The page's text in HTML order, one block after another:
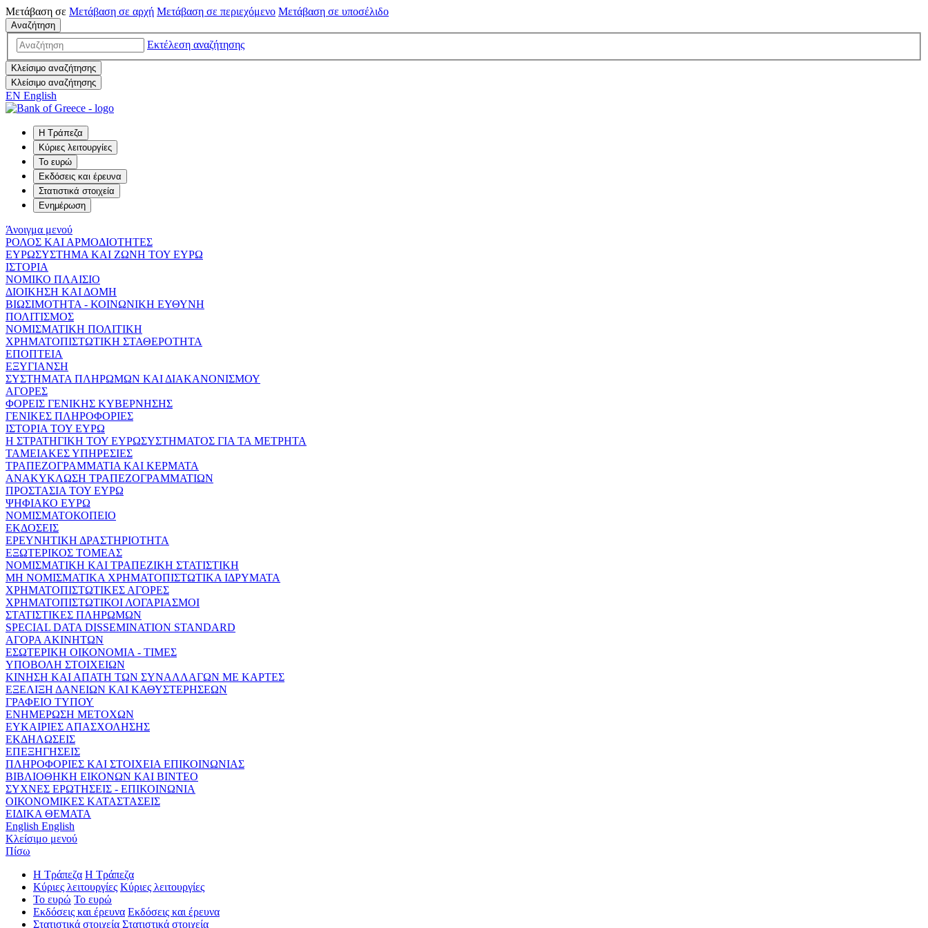
Μετάβαση σε Μετάβαση σε αρχή Μετάβαση σε περιεχόμενο Μετάβαση σε υποσέλιδο
Αναζήτηση
Εκτέλεση αναζήτησης
Κλείσιμο αναζήτησης
Κλείσιμο αναζήτησης
EN English
Η Τράπεζα
Κύριες λειτουργίες
Το ευρώ
Εκδόσεις και έρευνα
Στατιστικά στοιχεία
Ενημέρωση
Άνοιγμα μενού
ΡΟΛΟΣ ΚΑΙ ΑΡΜΟΔΙΟΤΗΤΕΣ
ΕΥΡΩΣΥΣΤΗΜΑ ΚΑΙ ΖΩΝΗ ΤΟΥ ΕΥΡΩ
ΙΣΤΟΡΙΑ
ΝΟΜΙΚΟ ΠΛΑΙΣΙΟ
ΔΙΟΙΚΗΣΗ ΚΑΙ ΔΟΜΗ
ΒΙΩΣΙΜΟΤΗΤΑ - ΚΟΙΝΩΝΙΚΗ ΕΥΘΥΝΗ
ΠΟΛΙΤΙΣΜΟΣ
ΝΟΜΙΣΜΑΤΙΚΗ ΠΟΛΙΤΙΚΗ
ΧΡΗΜΑΤΟΠΙΣΤΩΤΙΚΗ ΣΤΑΘΕΡΟΤΗΤΑ
ΕΠΟΠΤΕΙΑ
ΕΞΥΓΙΑΝΣΗ
ΣΥΣΤΗΜΑΤΑ ΠΛΗΡΩΜΩΝ ΚΑΙ ΔΙΑΚΑΝΟΝΙΣΜΟΥ
ΑΓΟΡΕΣ
ΦΟΡΕΙΣ ΓΕΝΙΚΗΣ ΚΥΒΕΡΝΗΣΗΣ
ΓΕΝΙΚΕΣ ΠΛΗΡΟΦΟΡΙΕΣ
ΙΣΤΟΡΙΑ ΤΟΥ ΕΥΡΩ
Η ΣΤΡΑΤΗΓΙΚΗ ΤΟΥ ΕΥΡΩΣΥΣΤΗΜΑΤΟΣ ΓΙΑ ΤΑ ΜΕΤΡΗΤΑ
ΤΑΜΕΙΑΚΕΣ ΥΠΗΡΕΣΙΕΣ
ΤΡΑΠΕΖΟΓΡΑΜΜΑΤΙΑ ΚΑΙ ΚΕΡΜΑΤΑ
ΑΝΑΚΥΚΛΩΣΗ ΤΡΑΠΕΖΟΓΡΑΜΜΑΤΙΩΝ
ΠΡΟΣΤΑΣΙΑ ΤΟΥ ΕΥΡΩ
ΨΗΦΙΑΚΟ ΕΥΡΩ
ΝΟΜΙΣΜΑΤΟΚΟΠΕΙΟ
ΕΚΔΟΣΕΙΣ
ΕΡΕΥΝΗΤΙΚΗ ΔΡΑΣΤΗΡΙΟΤΗΤΑ
ΕΞΩΤΕΡΙΚΟΣ ΤΟΜΕΑΣ
ΝΟΜΙΣΜΑΤΙΚΗ ΚΑΙ ΤΡΑΠΕΖΙΚΗ ΣΤΑΤΙΣΤΙΚΗ
ΜΗ ΝΟΜΙΣΜΑΤΙΚΑ ΧΡΗΜΑΤΟΠΙΣΤΩΤΙΚΑ ΙΔΡΥΜΑΤΑ
ΧΡΗΜΑΤΟΠΙΣΤΩΤΙΚΕΣ ΑΓΟΡΕΣ
ΧΡΗΜΑΤΟΠΙΣΤΩΤΙΚΟΙ ΛΟΓΑΡΙΑΣΜΟΙ
ΣΤΑΤΙΣΤΙΚΕΣ ΠΛΗΡΩΜΩΝ
SPECIAL DATA DISSEMINATION STANDARD
ΑΓΟΡΑ ΑΚΙΝΗΤΩΝ
ΕΣΩΤΕΡΙΚΗ ΟΙΚΟΝΟΜΙΑ - ΤΙΜΕΣ
ΥΠΟΒΟΛΗ ΣΤΟΙΧΕΙΩΝ
ΚΙΝΗΣΗ ΚΑΙ ΑΠΑΤΗ ΤΩΝ ΣΥΝΑΛΛΑΓΩΝ ΜΕ ΚΑΡΤΕΣ
ΕΞΕΛΙΞΗ ΔΑΝΕΙΩΝ ΚΑΙ ΚΑΘΥΣΤΕΡΗΣΕΩΝ
ΓΡΑΦΕΙΟ ΤΥΠΟΥ
ΕΝΗΜΕΡΩΣΗ ΜΕΤΟΧΩΝ
ΕΥΚΑΙΡΙΕΣ ΑΠΑΣΧΟΛΗΣΗΣ
ΕΚΔΗΛΩΣΕΙΣ
ΕΠΕΞΗΓΗΣΕΙΣ
ΠΛΗΡΟΦΟΡΙΕΣ ΚΑΙ ΣΤΟΙΧΕΙΑ ΕΠΙΚΟΙΝΩΝΙΑΣ
ΒΙΒΛΙΟΘΗΚΗ ΕΙΚΟΝΩΝ ΚΑΙ ΒΙΝΤΕΟ
ΣΥΧΝΕΣ ΕΡΩΤΗΣΕΙΣ - ΕΠΙΚΟΙΝΩΝΙΑ
ΟΙΚΟΝΟΜΙΚΕΣ ΚΑΤΑΣΤΑΣΕΙΣ
ΕΙΔΙΚΑ ΘΕΜΑΤΑ
English English
Κλείσιμο μενού
Πίσω
Η Τράπεζα Η Τράπεζα
Κύριες λειτουργίες Κύριες λειτουργίες
Το ευρώ Το ευρώ
Εκδόσεις και έρευνα Εκδόσεις και έρευνα
Στατιστικά στοιχεία Στατιστικά στοιχεία